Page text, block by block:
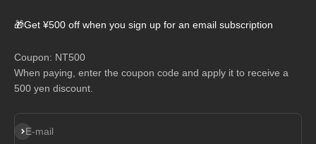
🎁Get ¥500 off when you sign up for an email subscription
Coupon: NT500
When paying, enter the coupon code and apply it to receive a
500 yen discount.
E-mail
Subscribe